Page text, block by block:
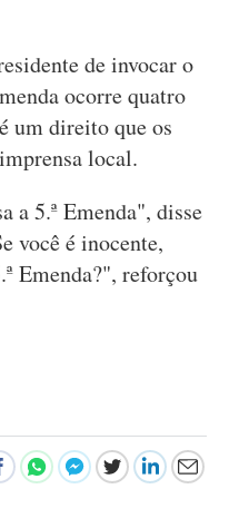
de invocar o
ocorre quatro
um direito que os
local.
a 5.ª Emenda", disse
você é inocente,
Emenda?", reforçou